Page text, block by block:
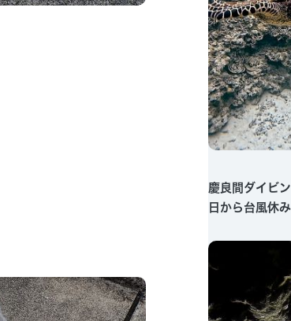
慶良間ダイビ
日から台風休